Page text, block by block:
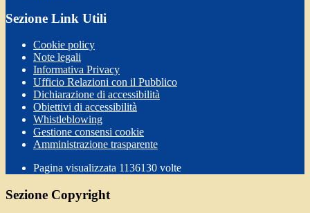
Sezione Link Utili
Cookie policy
Note legali
Informativa Privacy
Ufficio Relazioni con il Pubblico
Dichiarazione di accessibilità
Obiettivi di accessibilità
Whistleblowing
Gestione consensi cookie
Amministrazione trasparente
Pagina visualizzata 1136130 volte
Sezione Copyright